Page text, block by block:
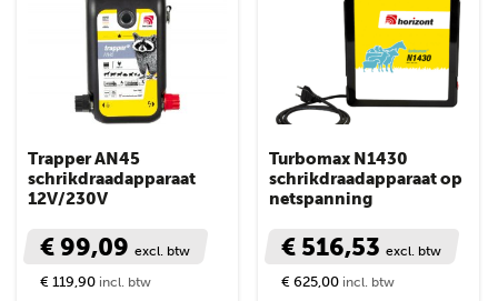
Trapper AN45
schrikdraadapparaat
12V/230V
€ 99,09 excl. btw
€ 119,90 incl. btw
Turbomax N1430
schrikdraadapparaat op
netspanning
€ 516,53excl. btw
€ 625,00 incl. btw